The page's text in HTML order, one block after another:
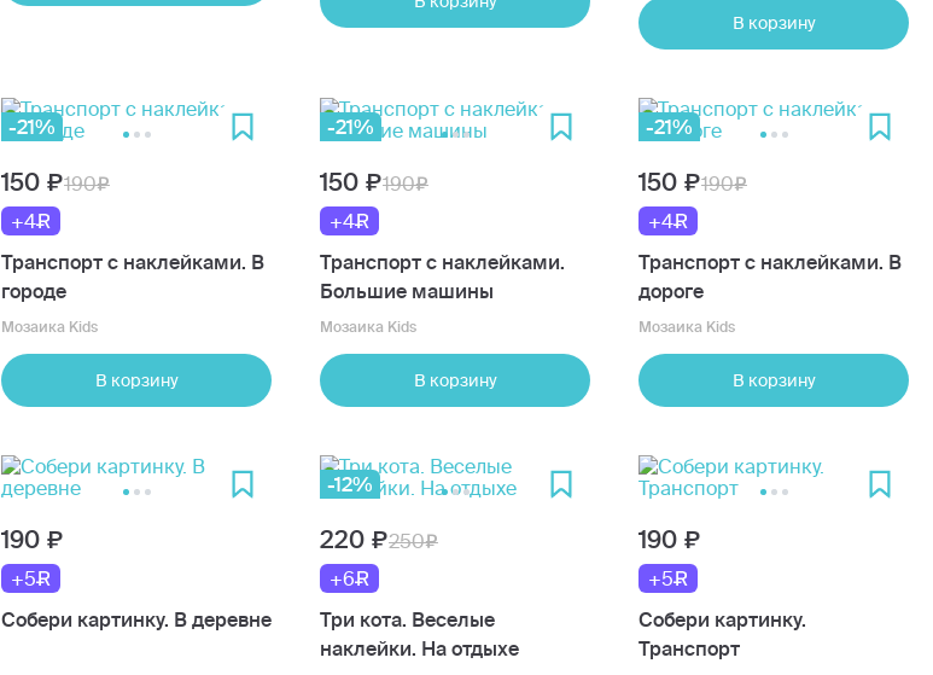
В корзину
-21%
150
190
+4
Транспорт с наклейками. В
городе
Мозаика Kids
В корзину
-21%
150
190
+4
Транспорт с наклейками.
Большие машины
Мозаика Kids
В корзину
-21%
150
190
+4
Транспорт с наклейками. В
дороге
Мозаика Kids
В корзину
190
+5
Собери картинку. В деревне
-12%
220
250
+6
Три кота. Веселые
наклейки. На отдыхе
190
+5
Собери картинку.
Транспорт